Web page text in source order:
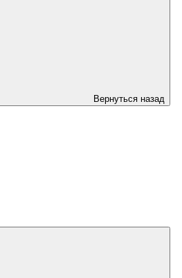
Вернуться назад